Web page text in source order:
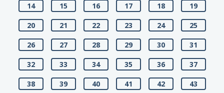
14 15 16 17 18 19
20 21 22 23 24 25
26 27 28 29 30 31
32 33 34 35 36 37
38 39 40 41 42 43